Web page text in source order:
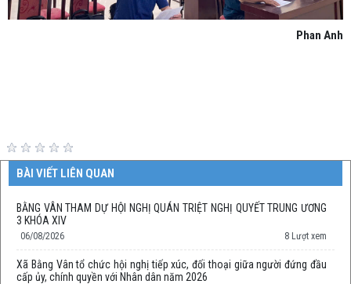
Phan Anh
BÀI VIẾT LIÊN QUAN
BẰNG VÂN THAM DỰ HỘI NGHỊ QUÁN TRIỆT NGHỊ QUYẾT TRUNG ƯƠNG
3 KHÓA XIV
06/08/2026 8 Lượt xem
Xã Bằng Vân tổ chức hội nghị tiếp xúc, đối thoại giữa người đứng đầu
cấp ủy, chính quyền với Nhân dân năm 2026